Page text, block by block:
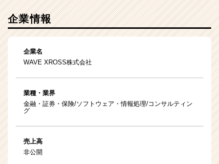
企業情報
企業名
WAVE XROSS株式会社
業種・業界
金融・証券・保険/ソフトウェア・情報処理/コンサルティン
グ
売上高
非公開